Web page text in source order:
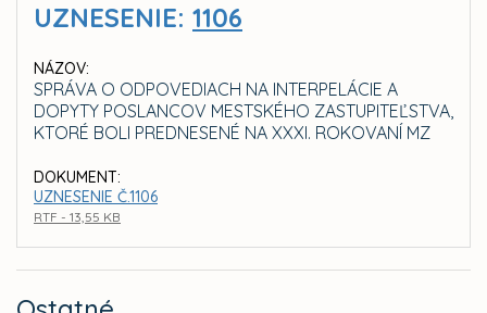
UZNESENIE: 1106
NÁZOV:
SPRÁVA O ODPOVEDIACH NA INTERPELÁCIE A
DOPYTY POSLANCOV MESTSKÉHO ZASTUPITEĽSTVA,
KTORÉ BOLI PREDNESENÉ NA XXXI. ROKOVANÍ MZ
DOKUMENT:
UZNESENIE Č.1106
RTF - 13,55 KB